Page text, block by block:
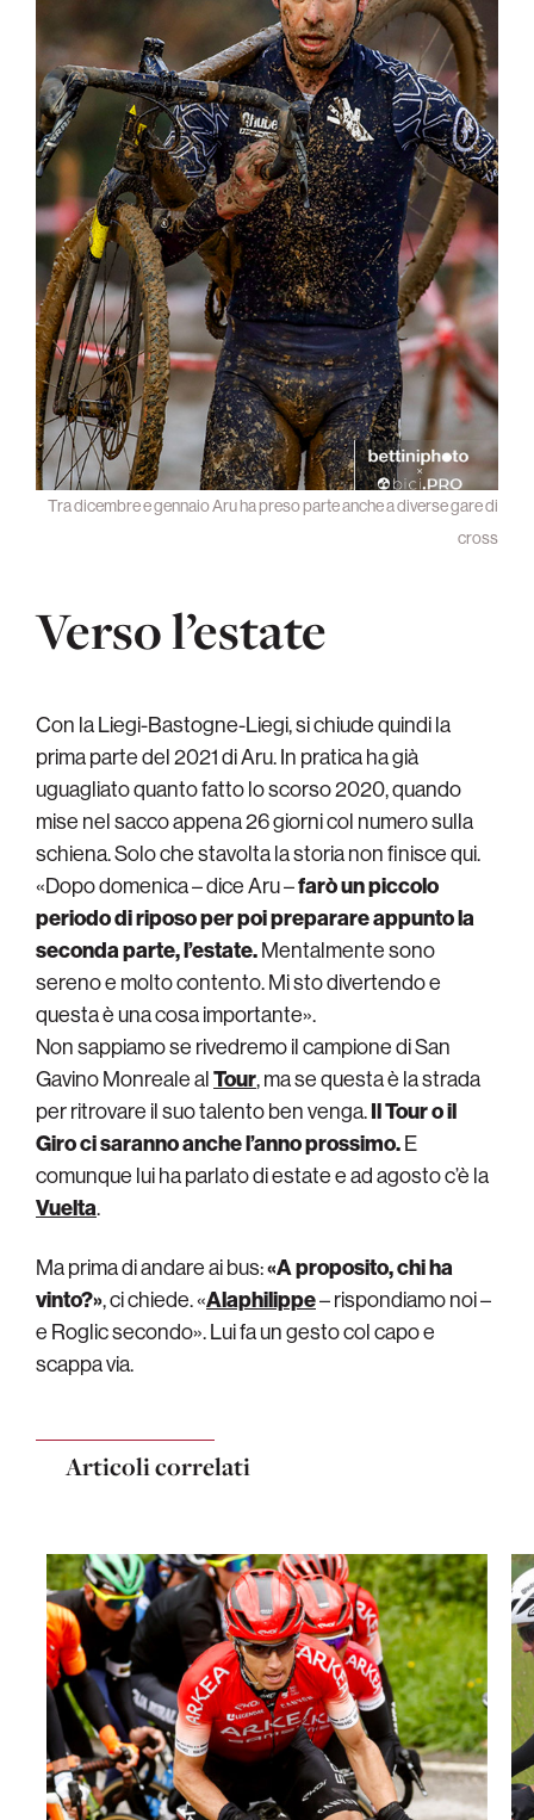
Tra dicembre e gennaio Aru ha preso parte anche a diverse gare di
cross
Verso l’estate
Con la Liegi-Bastogne-Liegi, si chiude quindi la
prima parte del 2021 di Aru. In pratica ha già
uguagliato quanto fatto lo scorso 2020, quando
mise nel sacco appena 26 giorni col numero sulla
schiena. Solo che stavolta la storia non finisce qui.
«Dopo domenica – dice Aru –farò un piccolo
periodo di riposo per poi preparare appunto la
seconda parte, l’estate.Mentalmente sono
sereno e molto contento. Mi sto divertendo e
questa è una cosa importante».
Non sappiamo se rivedremo il campione di San
Gavino Monreale alTour, ma se questa è la strada
per ritrovare il suo talento ben venga.Il Tour o il
Giro ci saranno anche l’anno prossimo.E
comunque lui ha parlato di estate e ad agosto c’è la
Vuelta.
Ma prima di andare ai bus:«A proposito, chi ha
vinto?», ci chiede. «Alaphilippe– rispondiamo noi –
e Roglic secondo». Lui fa un gesto col capo e
scappa via.
Articoli correlati